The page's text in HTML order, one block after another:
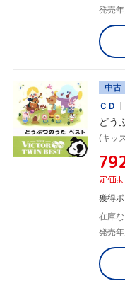
発売
中古
ＣＤ
どう
定価
獲得
在庫な
発売